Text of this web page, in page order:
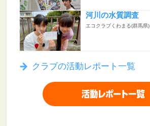
河川の水質調査
エコクラブくわまる(群馬県)
クラブの活動レポート一覧